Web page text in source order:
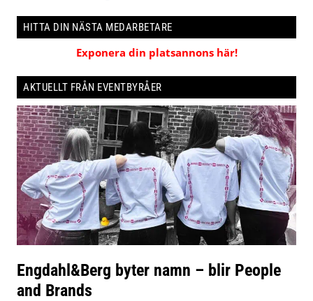
HITTA DIN NÄSTA MEDARBETARE
Exponera din platsannons här!
AKTUELLT FRÅN EVENTBYRÅER
Engdahl&Berg byter namn – blir People
and Brands